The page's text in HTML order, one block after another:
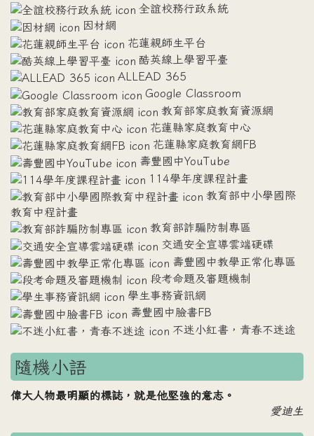
全誼校務行政系統
因材網
花蓮親師生平台
酷英線上學習平臺
ALLEAD 365
Google Classroom
教育部家庭教育資源網
花蓮縣家庭教育中心
花蓮縣家庭教育網FB
壽豐國中YouTube
114學年度課程計畫
教育部中小學國際
教育中程計畫
教育部詐騙防制專區
交通安全宣導雲端硬碟
壽豐國中教學正常化專區
段考命題及審題機制
學生事務資訊網
壽豐國中臉書FB
不迷小紅書，青春不迷途
隨機小語
偉大人物最明顯的標誌，就是他堅強的意志。
愛迪生